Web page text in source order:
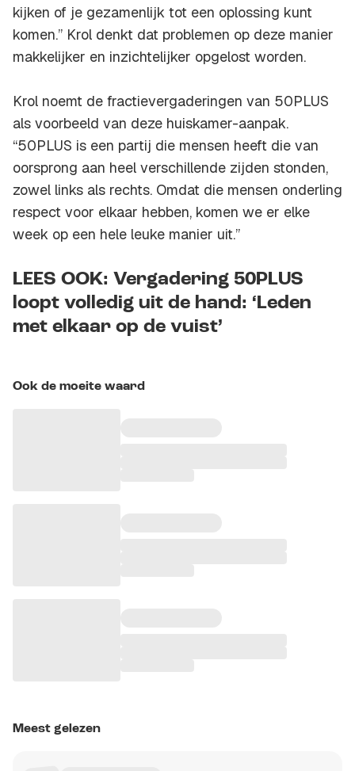
kijken of je gezamenlijk tot een oplossing kunt
komen.” Krol denkt dat problemen op deze manier
makkelijker en inzichtelijker opgelost worden.
Krol noemt de fractievergaderingen van 50PLUS
als voorbeeld van deze huiskamer-aanpak.
“50PLUS is een partij die mensen heeft die van
oorsprong aan heel verschillende zijden stonden,
zowel links als rechts. Omdat die mensen onderling
respect voor elkaar hebben, komen we er elke
week op een hele leuke manier uit.”
LEES OOK: Vergadering 50PLUS
loopt volledig uit de hand: ‘Leden
met elkaar op de vuist’
Ook de moeite waard
Meest gelezen